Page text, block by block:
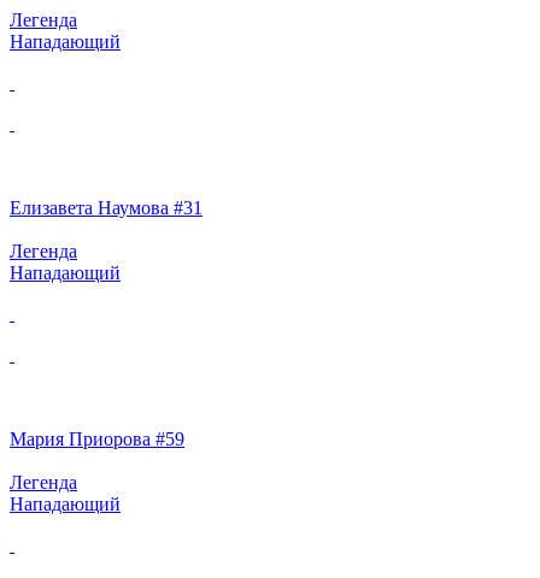
Легенда
Нападающий
Елизавета Наумова #31
Легенда
Нападающий
Мария Приорова #59
Легенда
Нападающий